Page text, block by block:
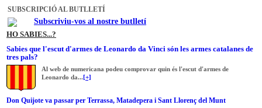
SUBSCRIPCIÓ AL BUTLLETÍ
Subscriviu-vos al nostre butlletí
HO SABIES...?
Sabies que l'escut d'armes de Leonardo da Vinci són les armes catalanes de
tres pals?
Al web de numericana podeu comprovar quin és l'escut d'armes de
Leonardo da... [+]
Don Quijote va passar per Terrassa, Matadepera i Sant Llorenç del Munt